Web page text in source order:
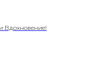
Вдохновение!